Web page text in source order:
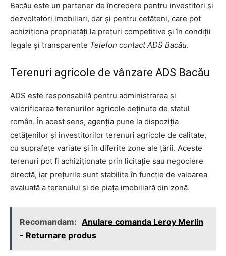
Bacău este un partener de încredere pentru investitori şi
dezvoltatori imobiliari, dar şi pentru cetăţeni, care pot
achiziţiona proprietăţi la preţuri competitive şi în condiţii
legale şi transparente Telefon contact ADS Bacău.
Terenuri agricole de vânzare ADS Bacău
ADS este responsabilă pentru administrarea şi
valorificarea terenurilor agricole deţinute de statul
român. În acest sens, agenţia pune la dispoziţia
cetăţenilor şi investitorilor terenuri agricole de calitate,
cu suprafeţe variate şi în diferite zone ale ţării. Aceste
terenuri pot fi achiziţionate prin licitaţie sau negociere
directă, iar preţurile sunt stabilite în funcţie de valoarea
evaluată a terenului şi de piaţa imobiliară din zonă.
Recomandam: Anulare comanda Leroy Merlin
- Returnare produs